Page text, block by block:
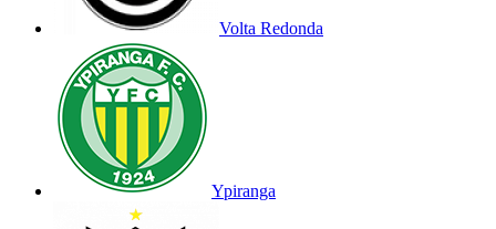
Volta Redonda
Ypiranga